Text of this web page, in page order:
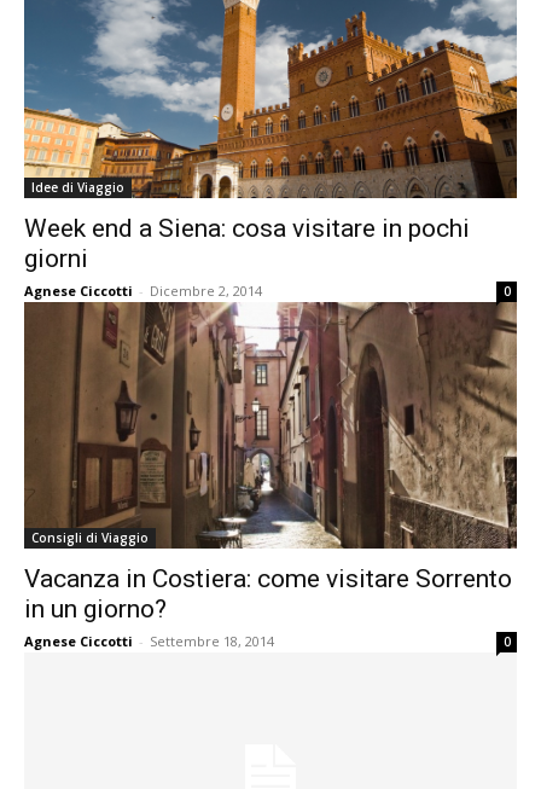
Idee di Viaggio
Week end a Siena: cosa visitare in pochi
giorni
Agnese Ciccotti - Dicembre 2, 2014 0
Consigli di Viaggio
Vacanza in Costiera: come visitare Sorrento
in un giorno?
Agnese Ciccotti - Settembre 18, 2014 0